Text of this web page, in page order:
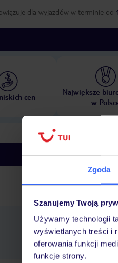
Zgoda
Szanujemy Twoją
Używamy technologii
wyświetlanych treści i
oferowania funkcji
funkcje strony.
dla wyjazdów w terminie od
cen
Największe
w
Hotel
ok. 200 m od plaży
hotelu lub dostawcy
hotelu lub dostawcy